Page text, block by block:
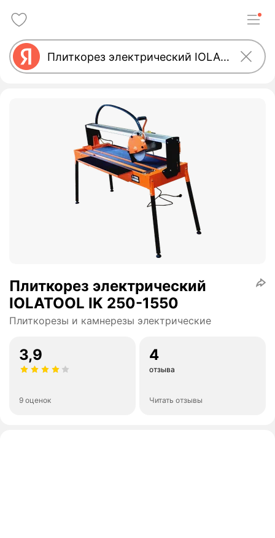
Плиткорез электрический
IOLATOOL IK 250-1550
Плиткорезы и камнерезы электрические
3,9
9 оценок
4
отзыва
Читать отзывы